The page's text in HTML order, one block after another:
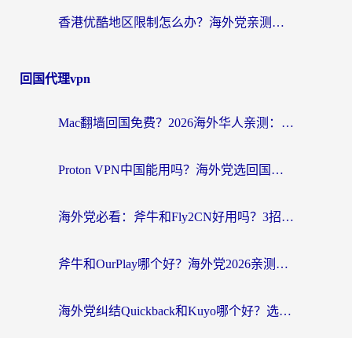
香港优酷地区限制怎么办？海外党亲测有效的追剧解决方案
回国代理vpn
Mac翻墙回国免费？2026海外华人亲测：从CCTV5直播到国内APP，这样选加速器才靠谱
Proton VPN中国能用吗？海外党选回国加速器的避坑指南（附番茄加速器实测）
海外党必看：斧牛和Fly2CN好用吗？3招教你选对回国加速器（附免费试用攻略）
斧牛和OurPlay哪个好？海外党2026亲测：选对加速器，国内资源秒加载
海外党纠结Quickback和Kuyo哪个好？选对回国加速器才能无缝刷国内资源